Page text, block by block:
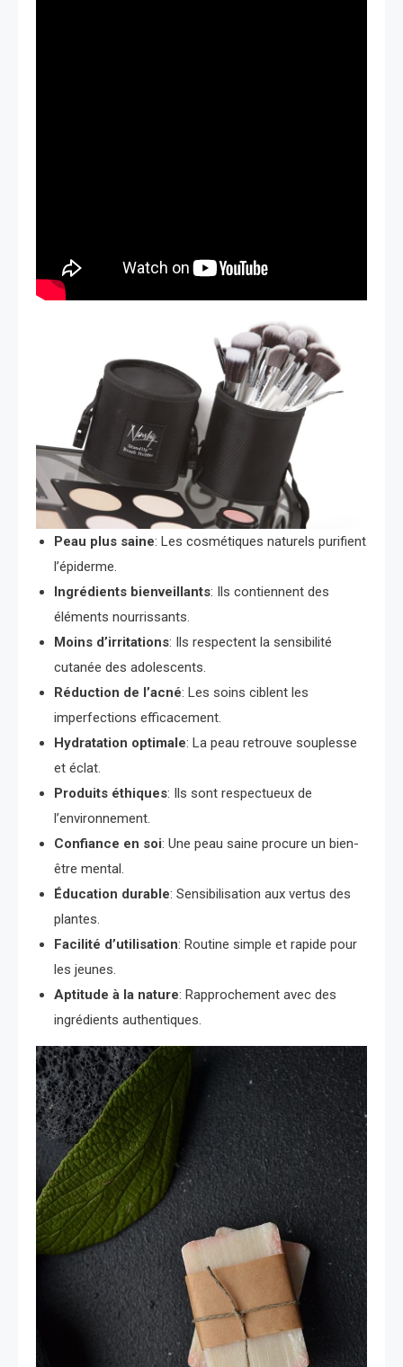
Peau plus saine: Les cosmétiques naturels purifient
l’épiderme.
Ingrédients bienveillants: Ils contiennent des
éléments nourrissants.
Moins d’irritations: Ils respectent la sensibilité
cutanée des adolescents.
Réduction de l’acné: Les soins ciblent les
imperfections efficacement.
Hydratation optimale: La peau retrouve souplesse
et éclat.
Produits éthiques: Ils sont respectueux de
l’environnement.
Confiance en soi: Une peau saine procure un bien-
être mental.
Éducation durable: Sensibilisation aux vertus des
plantes.
Facilité d’utilisation: Routine simple et rapide pour
les jeunes.
Aptitude à la nature: Rapprochement avec des
ingrédients authentiques.